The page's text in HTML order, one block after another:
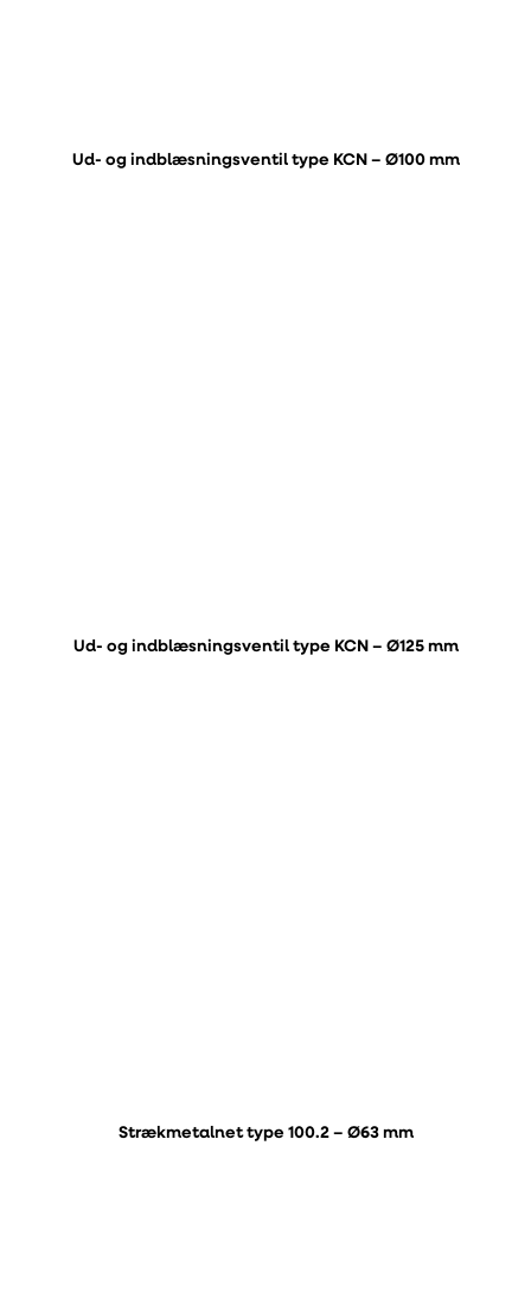
Ud- og indblæsningsventil type KCN – Ø100 mm
Ud- og indblæsningsventil type KCN – Ø125 mm
Strækmetalnet type 100.2 – Ø63 mm